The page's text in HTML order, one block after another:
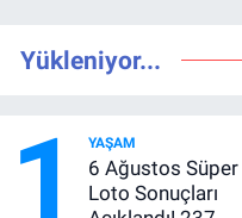
Yükleniyor...
1 YAŞAM
6 Ağustos Süper
Loto Sonuçları